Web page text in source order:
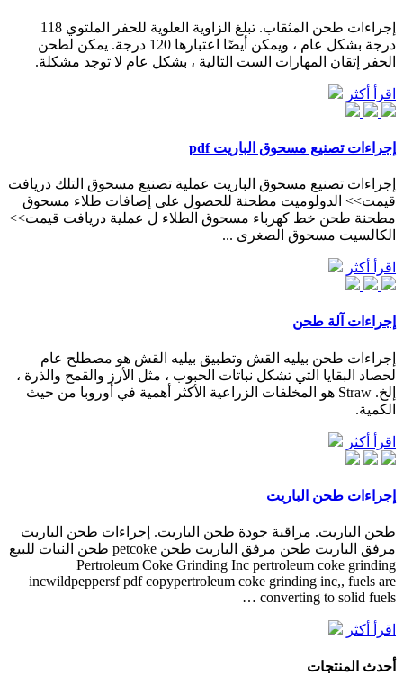
إجراءات طحن المثقاب. تبلغ الزاوية العلوية للحفر الملتوي 118
درجة بشكل عام ، ويمكن أيضًا اعتبارها 120 درجة. يمكن لطحن
الحفر إتقان المهارات الست التالية ، بشكل عام لا توجد مشكلة.
اقرأ أكثر
إجراءات تصنيع مسحوق الباريت pdf
إجراءات تصنيع مسحوق الباريت عملية تصنيع مسحوق التلك دریافت
قیمت>> الدولوميت مطحنة للحصول على إضافات طلاء مسحوق
مطحنة طحن خط كهرباء مسحوق الطلاء ل عملية دریافت قیمت>>
الكالسيت مسحوق الصغرى ...
اقرأ أكثر
إجراءات آلة طحن
إجراءات طحن بيليه القش وتطبيق بيليه القش هو مصطلح عام
لحصاد البقايا التي تشكل نباتات الحبوب ، مثل الأرز والقمح والذرة ،
إلخ. Straw هو المخلفات الزراعية الأكثر أهمية في أوروبا من حيث
الكمية.
اقرأ أكثر
إجراءات طحن الباريت
طحن الباريت. مراقبة جودة طحن الباريت. إجراءات طحن الباريت
مرفق الباريت طحن مرفق الباريت طحن petcoke طحن النبات للبيع
Pertroleum Coke Grinding Inc pertroleum coke grinding
incwildpeppersf pdf copypertroleum coke grinding inc,, fuels are
converting to solid fuels …
اقرأ أكثر
أحدث المنتجات